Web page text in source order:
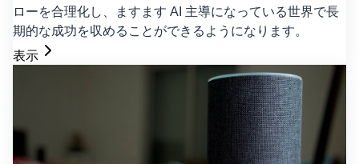
ローを合理化し、ますます AI 主導になっている世界で長
期的な成功を収めることができるようになります。
表示